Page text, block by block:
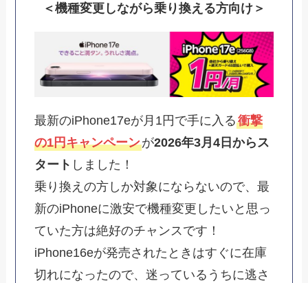
＜機種変更しながら乗り換える方向け＞
最新のiPhone17eが月1円で手に入る衝撃
の1円キャンペーンが2026年3月4日からス
タート しました！
乗り換えの方しか対象にならないので、最
新のiPhoneに激安で機種変更したいと思っ
ていた方は絶好のチャンスです！
iPhone16eが発売されたときはすぐに在庫
切れになったので、迷っているうちに逃さ